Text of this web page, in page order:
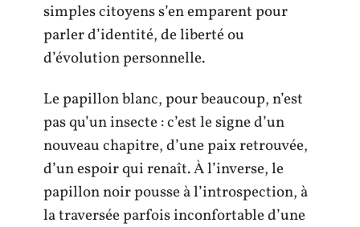
simples citoyens s’en emparent pour
parler d’identité, de liberté ou
d’évolution personnelle.
Le papillon blanc, pour beaucoup, n’est
pas qu’un insecte : c’est le signe d’un
nouveau chapitre, d’une paix retrouvée,
d’un espoir qui renaît. À l’inverse, le
papillon noir pousse à l’introspection, à
la traversée parfois inconfortable d’une